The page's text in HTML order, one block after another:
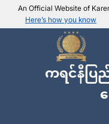
An Official Website of
Here’s how you know
IEC official website
Usually end with
Trusted websites
Secure websites
ကရင်နီပြ